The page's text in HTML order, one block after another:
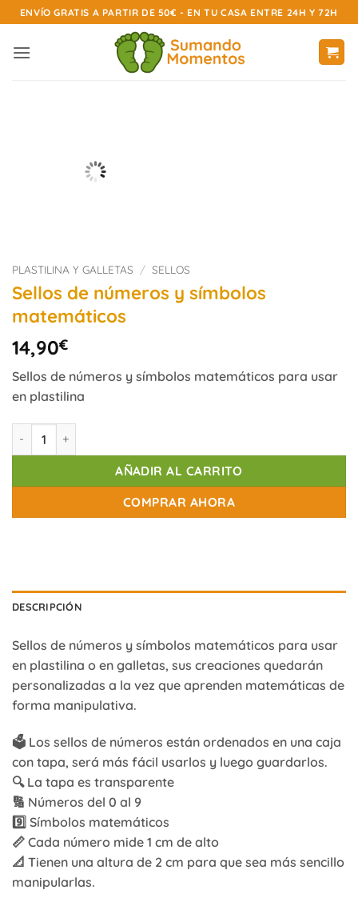
Saltar
al
contenido
ENVÍO GRATIS A PARTIR DE 50€ - EN TU CASA ENTRE 24H Y 72H
PLASTILINA Y GALLETAS / SELLOS
Sellos de números y símbolos
matemáticos
14,90€
Sellos de números y símbolos matemáticos para usar
en plastilina
Sellos de números y símbolos matemáticos cantidad
AÑADIR AL CARRITO
COMPRAR AHORA
DESCRIPCIÓN
Sellos de números y símbolos matemáticos para usar
en plastilina o en galletas, sus creaciones quedarán
personalizadas a la vez que aprenden matemáticas de
forma manipulativa.
🗳️ Los sellos de números están ordenados en una caja
con tapa, será más fácil usarlos y luego guardarlos.
🔍 La tapa es transparente
🔢 Números del 0 al 9
9️⃣ Símbolos matemáticos
📏 Cada número mide 1 cm de alto
📐 Tienen una altura de 2 cm para que sea más sencillo
manipularlas.